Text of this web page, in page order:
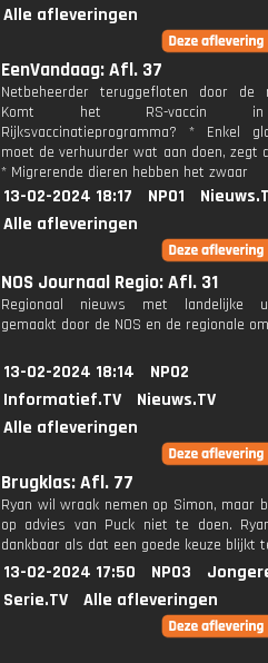
Alle afleveringen
EenVandaag: Afl. 37
Netbeheerder teruggefloten door de
Komt het RS-vaccin
Rijksvaccinatieprogramma? * Enkel
moet de verhuurder wat aan doen, zegt
* Migrerende dieren hebben het zwaar
13-02-2024 18:17 NPO1
Alle afleveringen
NOS Journaal Regio: Afl. 31
Regionaal nieuws met landelijke
gemaakt door de NOS en de regionale
13-02-2024 18:14
NPO2
Informatief.TV
Nieuws.TV
Alle afleveringen
Brugklas: Afl. 77
Ryan wil wraak nemen op Simon, maar
op advies van Puck niet te doen.
dankbaar als dat een goede keuze blijkt
13-02-2024 17:50 NPO3
Serie.TV
Alle afleveringen